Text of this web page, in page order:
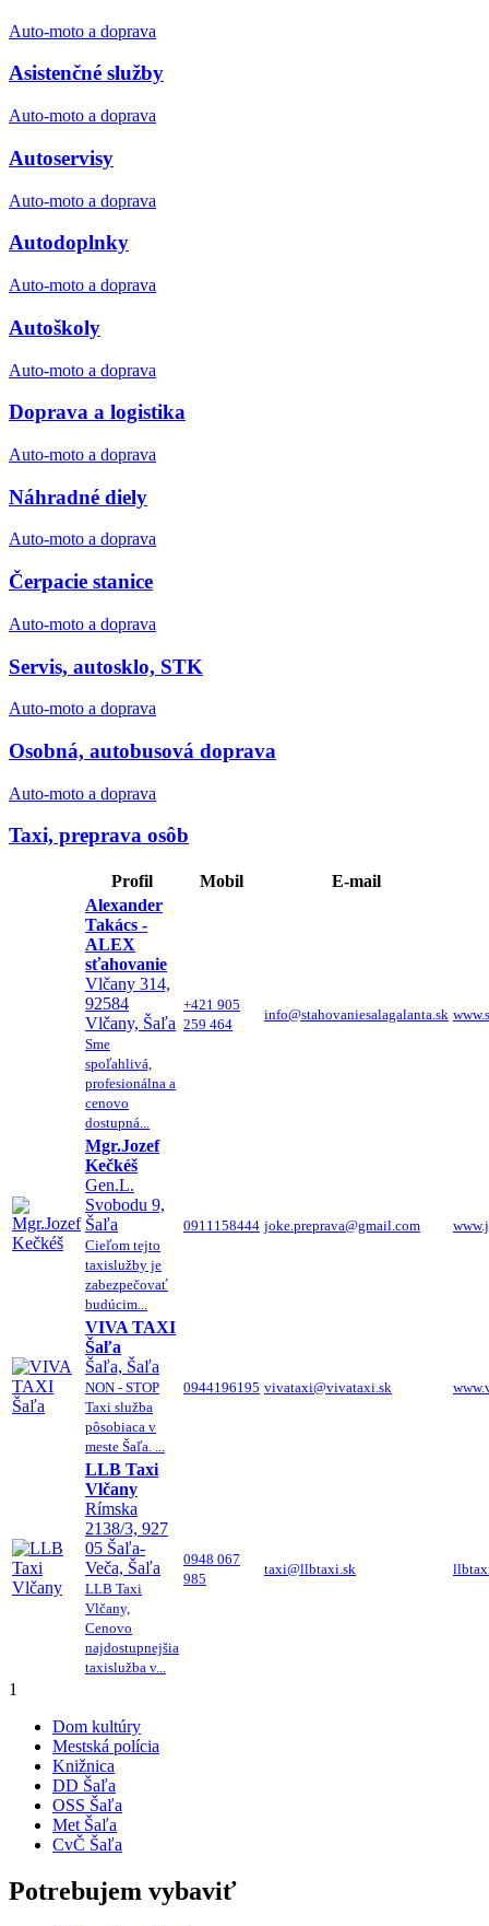
Auto-moto a doprava
Asistenčné služby
Auto-moto a doprava
Autoservisy
Auto-moto a doprava
Autodoplnky
Auto-moto a doprava
Autoškoly
Auto-moto a doprava
Doprava a logistika
Auto-moto a doprava
Náhradné diely
Auto-moto a doprava
Čerpacie stanice
Auto-moto a doprava
Servis, autosklo, STK
Auto-moto a doprava
Osobná, autobusová doprava
Auto-moto a doprava
Taxi, preprava osôb
Profil Mobil
E-mail
Alexander
Takács -
ALEX
sťahovanie
Vlčany 314,
92584
Vlčany, Šaľa
Sme
spoľahlivá,
profesionálna a
cenovo
dostupná...
+421 905
259 464
info@stahovaniesalagalanta.sk
Mgr.Jozef
Kečkéš
Gen.L.
Svobodu 9,
Šaľa
Cieľom tejto
taxislužby je
zabezpečovať
budúcim...
0911158444 joke.preprava@gmail.com
VIVA TAXI
Šaľa
Šaľa, Šaľa
NON - STOP
Taxi služba
pôsobiaca v
meste Šaľa. ...
0944196195 vivataxi@vivataxi.sk
LLB Taxi
Vlčany
Rímska
2138/3, 927
05 Šaľa-
Veča, Šaľa
LLB Taxi
Vlčany,
Cenovo
najdostupnejšia
taxislužba v...
0948 067
985
taxi@llbtaxi.sk
1
Dom kultúry
Mestská polícia
Knižnica
DD Šaľa
OSS Šaľa
Met Šaľa
CvČ Šaľa
Potrebujem vybaviť